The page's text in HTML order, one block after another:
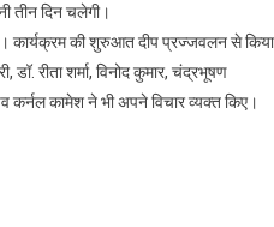
तीन दिन चलेगी।
कार्यक्रम की शुरुआत दीप प्रज्जवलन से किया
रीता शर्मा, विनोद कुमार, चंद्रभूषण
कर्नल कामेश ने भी अपने विचार व्यक्त किए।